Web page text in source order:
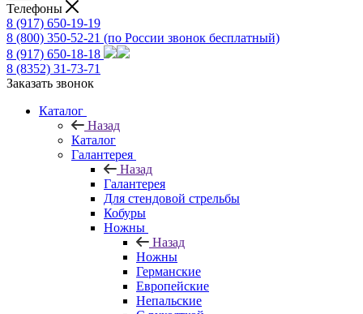
Телефоны
8 (917) 650-19-19
8 (800) 350-52-21 (по России звонок бесплатный)
8 (917) 650-18-18
8 (8352) 31-73-71
Заказать звонок
Каталог
Назад
Каталог
Галантерея
Назад
Галантерея
Для стендовой стрельбы
Кобуры
Ножны
Назад
Ножны
Германские
Европейские
Непальские